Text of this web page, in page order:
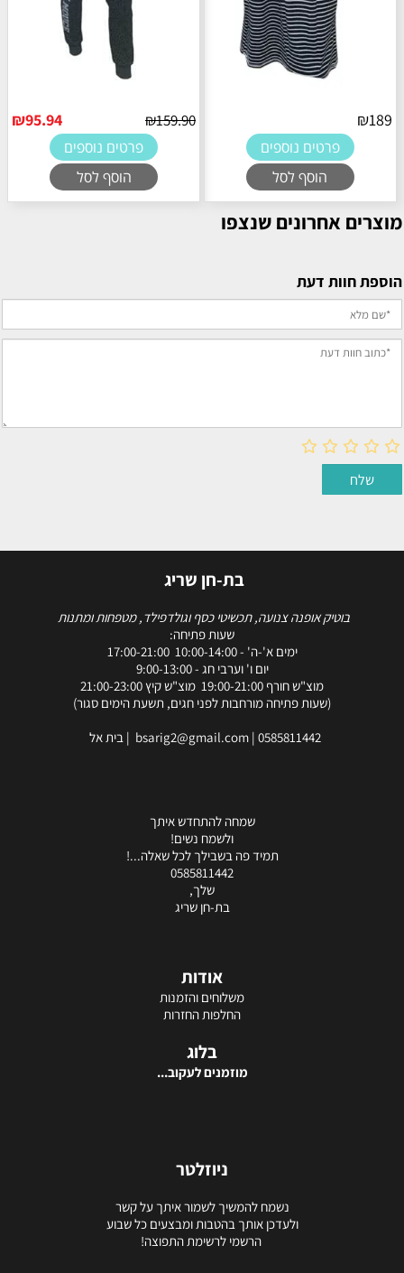
₪189
פרטים נוספים
הוסף לסל
₪159.90
₪95.94
פרטים נוספים
הוסף לסל
מוצרים אחרונים שנצפו
הוספת חוות דעת
בת-חן שריג
בוטיק אופנה צנועה, תכשיטי כסף וגולדפילד, מטפחות ומתנות
שעות פתיחה:
ימים א'-ה' - 10:00-14:00 17:00-21:00
יום ו' וערבי חג - 9:00-13:00
מוצ"ש חורף 19:00-21:00 מוצ"ש קיץ 21:00-23:00
(שעות פתיחה מורחבות לפני חגים, תשעת הימים סגור)
bsarig2@gmail.com | 0585811442 | בית אל
שמחה להתחדש איתך
ולשמח נשים!
תמיד פה בשבילך לכל שאלה...!
0585811442
שלך,
בת-חן שריג
אודות
משלוחים והזמנות
החלפות החזרות
בלוג
מוזמנים לעקוב...
ניוזלטר
נשמח להמשיך לשמור איתך על קשר
ולעדכן אותך בהטבות ומבצעים כל שבוע
הרשמי לרשימת התפוצה!